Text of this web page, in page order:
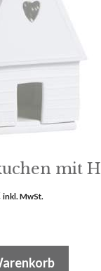
mit
inkl. MwSt.